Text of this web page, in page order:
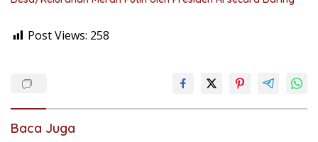
Post Views: 258
Baca Juga